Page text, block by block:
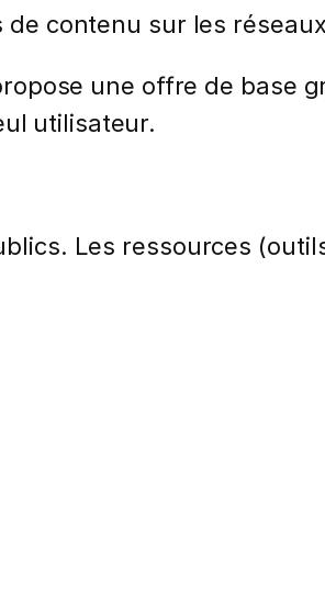
contenu sur les
une offre de base
utilisateur.
Les ressources